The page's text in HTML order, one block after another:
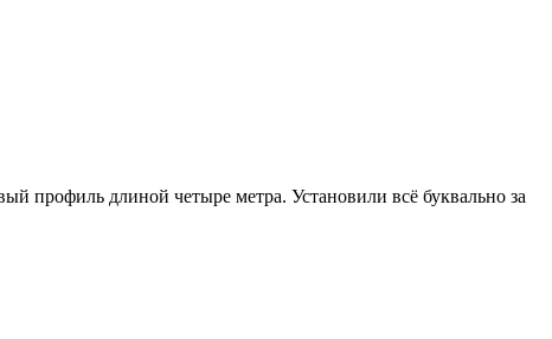
профиль длиной четыре метра. Установили всё буквально за